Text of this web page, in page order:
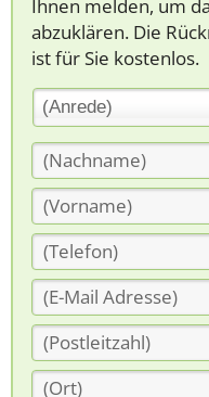
Ihnen melden, um
abzuklären. Die
ist für Sie kostenlos.
(Anrede)